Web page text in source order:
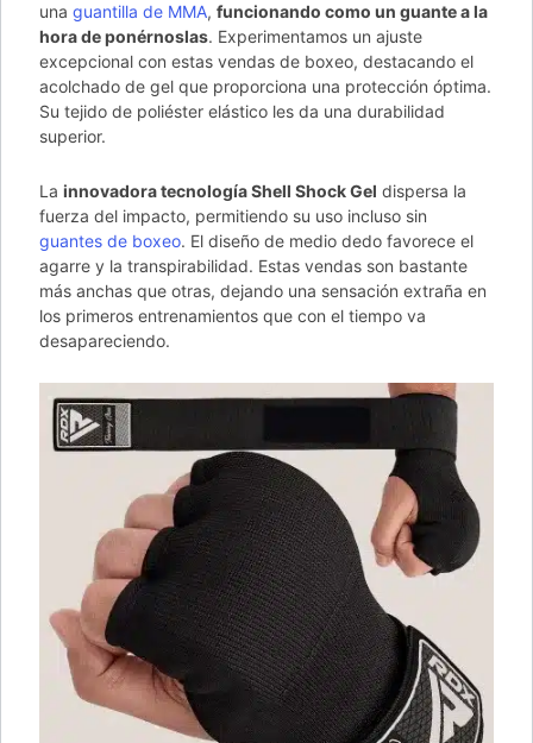
una guantilla de MMA, funcionando como un guante a la
hora de ponérnoslas. Experimentamos un ajuste
excepcional con estas vendas de boxeo, destacando el
acolchado de gel que proporciona una protección óptima.
Su tejido de poliéster elástico les da una durabilidad
superior.
La innovadora tecnología Shell Shock Gel dispersa la
fuerza del impacto, permitiendo su uso incluso sin
guantes de boxeo. El diseño de medio dedo favorece el
agarre y la transpirabilidad. Estas vendas son bastante
más anchas que otras, dejando una sensación extraña en
los primeros entrenamientos que con el tiempo va
desapareciendo.